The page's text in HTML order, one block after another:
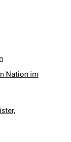
Nation im